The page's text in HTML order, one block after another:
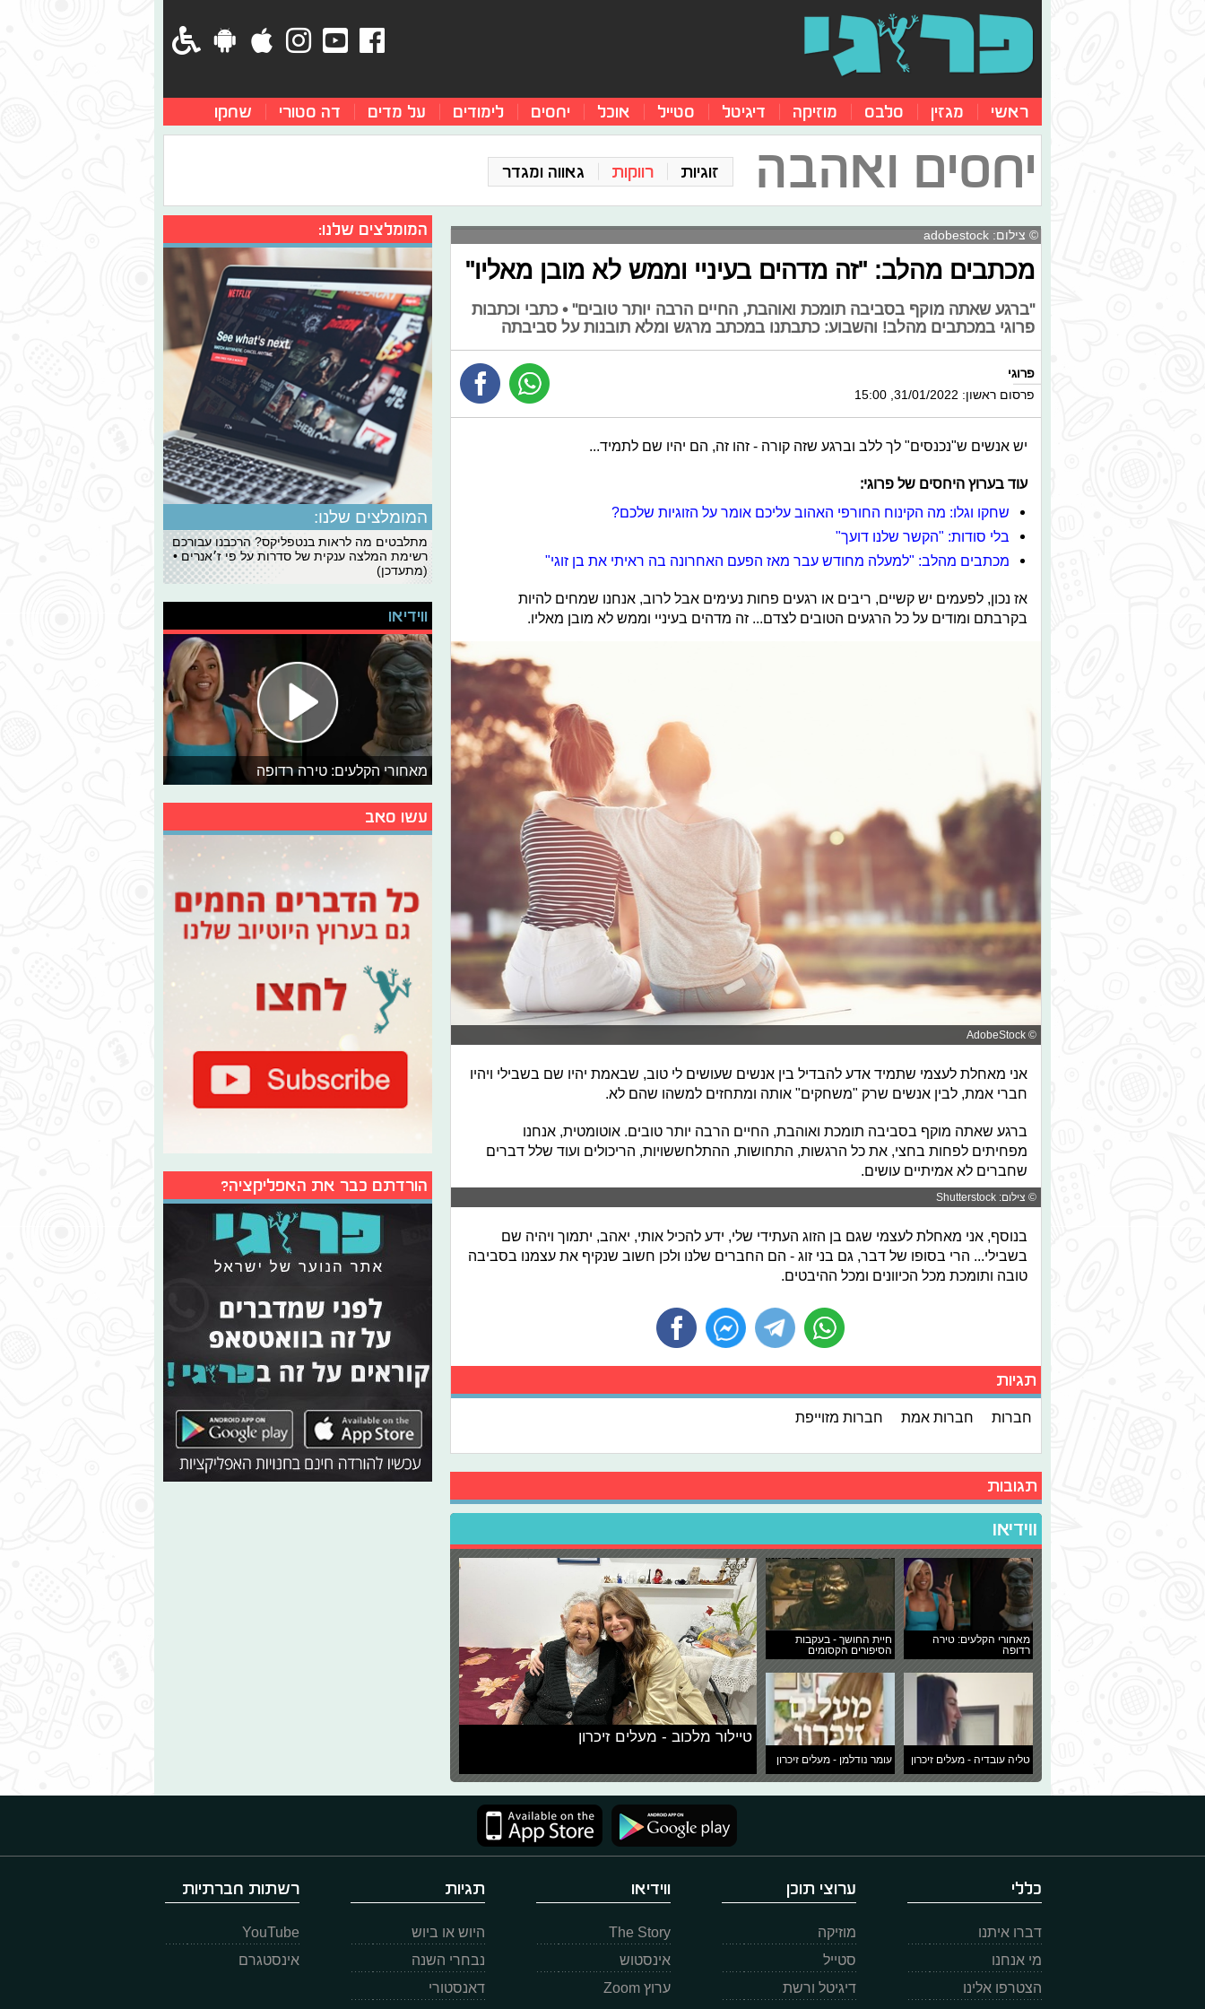
ראשי מגזין סלבס מוזיקה דיגיטל סטייל אוכל יחסים לימודים על מדים דה סטורי שחקו
יחסים ואהבה זוגיות רווקות גאווה ומגדר
© צילום: adobestock
מכתבים מהלב: "זה מדהים בעיניי וממש לא מובן מאליו"
"ברגע שאתה מוקף בסביבה תומכת ואוהבת, החיים הרבה יותר טובים" • כתבי וכתבות
פרוגי במכתבים מהלב! והשבוע: כתבתנו במכתב מרגש ומלא תובנות על סביבתה
פרוגי
פרסום ראשון: 31/01/2022, 15:00
יש אנשים ש"נכנסים" לך ללב וברגע שזה קורה - זהו זה, הם יהיו שם לתמיד...
עוד בערוץ היחסים של פרוגי:
שחקו וגלו: מה הקינוח החורפי האהוב עליכם אומר על הזוגיות שלכם?
בלי סודות: "הקשר שלנו דועך"
מכתבים מהלב: "למעלה מחודש עבר מאז הפעם האחרונה בה ראיתי את בן זוגי"
אז נכון, לפעמים יש קשיים, ריבים או רגעים פחות נעימים אבל לרוב, אנחנו שמחים להיות
בקרבתם ומודים על כל הרגעים הטובים לצדם... זה מדהים בעיניי וממש לא מובן מאליו.
© AdobeStock
אני מאחלת לעצמי שתמיד אדע להבדיל בין אנשים שעושים לי טוב, שבאמת יהיו שם בשבילי ויהיו
חברי אמת, לבין אנשים שרק "משחקים" אותה ומתחזים למשהו שהם לא.
ברגע שאתה מוקף בסביבה תומכת ואוהבת, החיים הרבה יותר טובים. אוטומטית, אנחנו
מפחיתים לפחות בחצי, את כל הרגשות, התחושות, ההתלחששויות, הריכולים ועוד שלל דברים
שחברים לא אמיתיים עושים.
© צילום: Shutterstock
בנוסף, אני מאחלת לעצמי שגם בן הזוג העתידי שלי, ידע להכיל אותי, יאהב, יתמוך ויהיה שם
בשבילי... הרי בסופו של דבר, גם בני זוג - הם החברים שלנו ולכן חשוב שנקיף את עצמנו בסביבה
טובה ותומכת מכל הכיוונים ומכל ההיבטים.
תגיות
חברות חברות אמת חברות מזוייפת
תגובות
ווידיאו
מאחורי הקלעים: טירה
רדופה
חיית החושך - בעקבות
הסיפורים הקסומים
טליה עובדיה - מעלים זיכרון עומר נודלמן - מעלים זיכרון
טיילור מלכוב - מעלים זיכרון
המומלצים שלנו:
המומלצים שלנו:
מתלבטים מה לראות בנטפליקס? הרכבנו עבורכם
רשימת המלצה ענקית של סדרות על פי ז׳אנרים •
(מתעדכן)
ווידיאו
מאחורי הקלעים: טירה רדופה
עשו סאב
הורדתם כבר את האפליקציה?
כללי
דברו איתנו
מי אנחנו
הצטרפו אלינו
ערוצי תוכן
מוזיקה
סטייל
דיגיטל ורשת
ווידיאו
The Story
אינסטוש
ערוץ Zoom
תגיות
היוש או ביוש
נבחרי השנה
דאנסטורי
רשתות חברתיות
YouTube
אינסטגרם